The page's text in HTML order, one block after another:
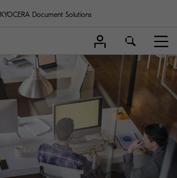
KYOCERA Document Solutions